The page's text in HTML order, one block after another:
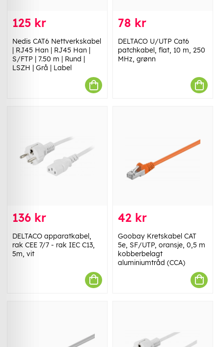
125 kr
Nedis CAT6 Nettverkskabel
| RJ45 Han | RJ45 Han |
S/FTP | 7.50 m | Rund |
LSZH | Grå | Label
78 kr
DELTACO U/UTP Cat6
patchkabel, flat, 10 m, 250
MHz, grønn
136 kr
DELTACO apparatkabel,
rak CEE 7/7 - rak IEC C13,
5m, vit
42 kr
Goobay Kretskabel CAT
5e, SF/UTP, oransje, 0,5 m
kobberbelagt
aluminiumtråd (CCA)